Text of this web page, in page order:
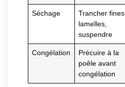
Séchage
Trancher fines
lamelles,
suspendre
Congélation
Précuire à la
poêle avant
congélation